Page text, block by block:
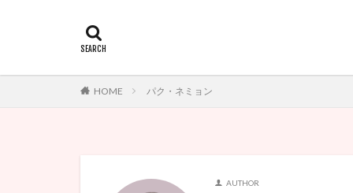
HOME パク・ネミョン
AUTHOR